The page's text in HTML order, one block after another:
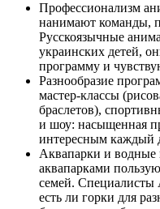
Профессионализм
нанимают команды,
Русскоязычные
украинских детей,
программу и
Разнообразие
мастер-классы
браслетов),
и шоу: насыщенная
интересным каждый
Аквапарки и водные
аквапарками
семей. Специалисты
есть ли горки для